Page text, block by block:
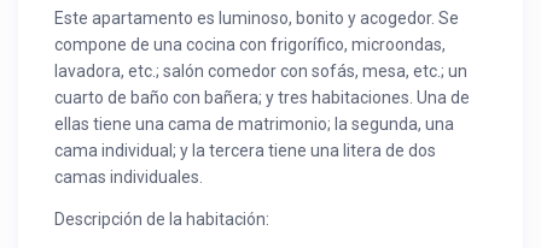
Este apartamento es luminoso, bonito y acogedor. Se
compone de una cocina con frigorífico, microondas,
lavadora, etc.; salón comedor con sofás, mesa, etc.; un
cuarto de baño con bañera; y tres habitaciones. Una de
ellas tiene una cama de matrimonio; la segunda, una
cama individual; y la tercera tiene una litera de dos
camas individuales.
Descripción de la habitación: